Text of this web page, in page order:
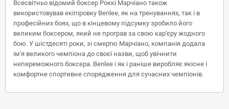
Всесвітньо відомий боксер Роккі Марчіано також
використовував екіпіровку Benlee, як на тренуваннях, так і в
професійних боях, що в кінцевому підсумку зробило його
великим боксером, який не програв за свою кар'єру жодного
бою. У шістдесяті роки, зі смертю Марчіано, компанія додала
ім'я великого чемпіона до своєї назви, щоб увічнити
непереможного боксера. Benlee і як і раніше виробляє якісне і
комфортне спортивне спорядження для сучасних чемпіонів.